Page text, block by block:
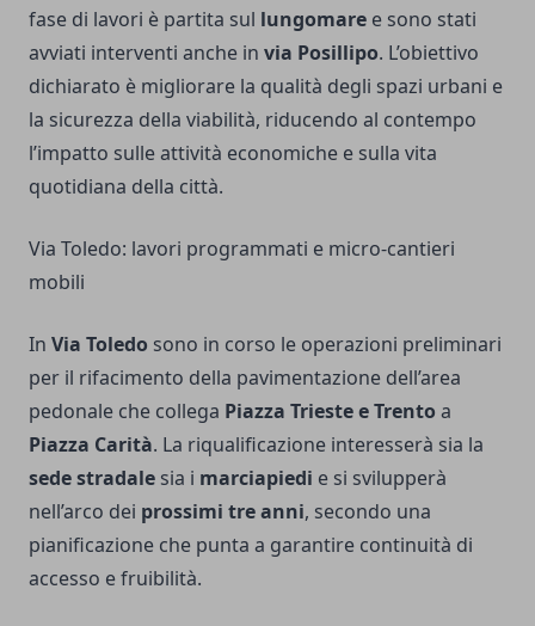
fase di lavori è partita sul lungomare e sono stati
avviati interventi anche in via Posillipo. L’obiettivo
dichiarato è migliorare la qualità degli spazi urbani e
la sicurezza della viabilità, riducendo al contempo
l’impatto sulle attività economiche e sulla vita
quotidiana della città.
Via Toledo: lavori programmati e micro-cantieri
mobili
In Via Toledo sono in corso le operazioni preliminari
per il rifacimento della pavimentazione dell’area
pedonale che collega Piazza Trieste e Trento a
Piazza Carità. La riqualificazione interesserà sia la
sede stradale sia i marciapiedi e si svilupperà
nell’arco dei prossimi tre anni, secondo una
pianificazione che punta a garantire continuità di
accesso e fruibilità.